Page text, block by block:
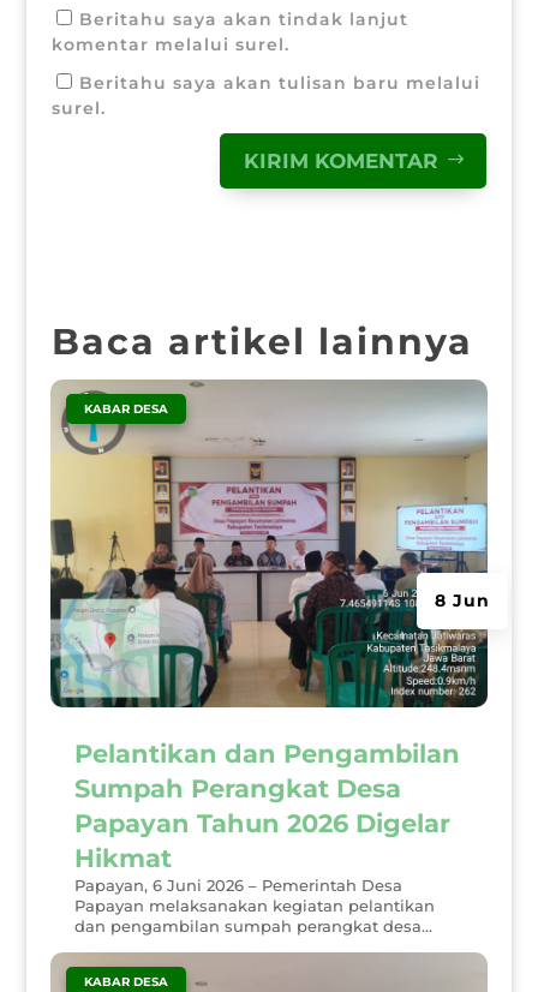
Beritahu saya akan tindak lanjut
komentar melalui surel.
Beritahu saya akan tulisan baru melalui
surel.
KIRIM KOMENTAR
Baca artikel lainnya
Pelantikan dan Pengambilan
Sumpah Perangkat Desa
Papayan Tahun 2026 Digelar
Hikmat
8 Jun
KABAR DESA
Papayan, 6 Juni 2026 – Pemerintah Desa
Papayan melaksanakan kegiatan pelantikan
dan pengambilan sumpah perangkat desa...
KABAR DESA